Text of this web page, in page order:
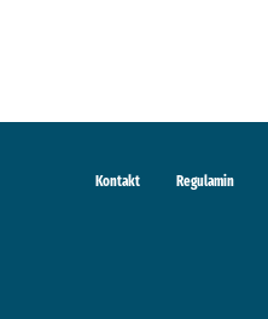
Kontakt Regulamin